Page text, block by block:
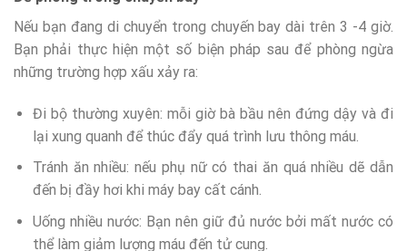
Nếu bạn đang di chuyển trong chuyến bay dài trên 3 -4 giờ.
Bạn phải thực hiện một số biện pháp sau để phòng ngừa
những trường hợp xấu xảy ra:
Đi bộ thường xuyên: mỗi giờ bà bầu nên đứng dậy và đi
lại xung quanh để thúc đẩy quá trình lưu thông máu.
Tránh ăn nhiều: nếu phụ nữ có thai ăn quá nhiều dẽ dẫn
đến bị đầy hơi khi máy bay cất cánh.
Uống nhiều nước: Bạn nên giữ đủ nước bởi mất nước có
thể làm giảm lượng máu đến tử cung.